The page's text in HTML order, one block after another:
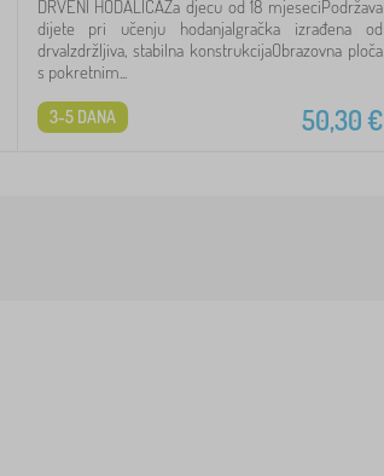
DRVENI HODALICAZa djecu od 18 mjeseciPodržava
dijete pri učenju hodanjaIgračka izrađena od
drvaIzdržljiva, stabilna konstrukcijaObrazovna ploča
s pokretnim...
50,30€
3-5 DANA